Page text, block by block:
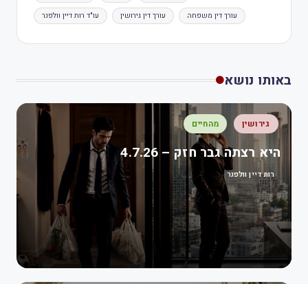
עו"ד רות דיין וולפנר עורך דין גירושין עורך דין משפחה
באותו נושא
גירושין מהחיים
היא רצתה גבר חזק – 4.7.26
רות דיין וולפנר